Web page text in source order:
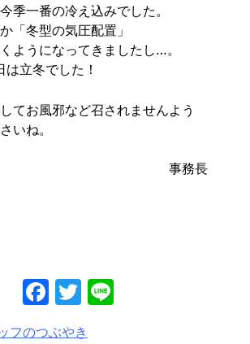
季一番の冷え込みでした。
「冬型の気圧配置」
ようになってきましたし…。
は立冬でした！
てお風邪など召されませんよう
いね。
務長
Facebook
Twitter
フのつぶやき